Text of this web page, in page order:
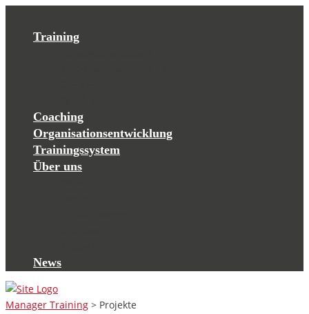
Training
Coaching
Organisationsentwicklung
Trainingssystem
Über uns
News
Manager Training > Projekte